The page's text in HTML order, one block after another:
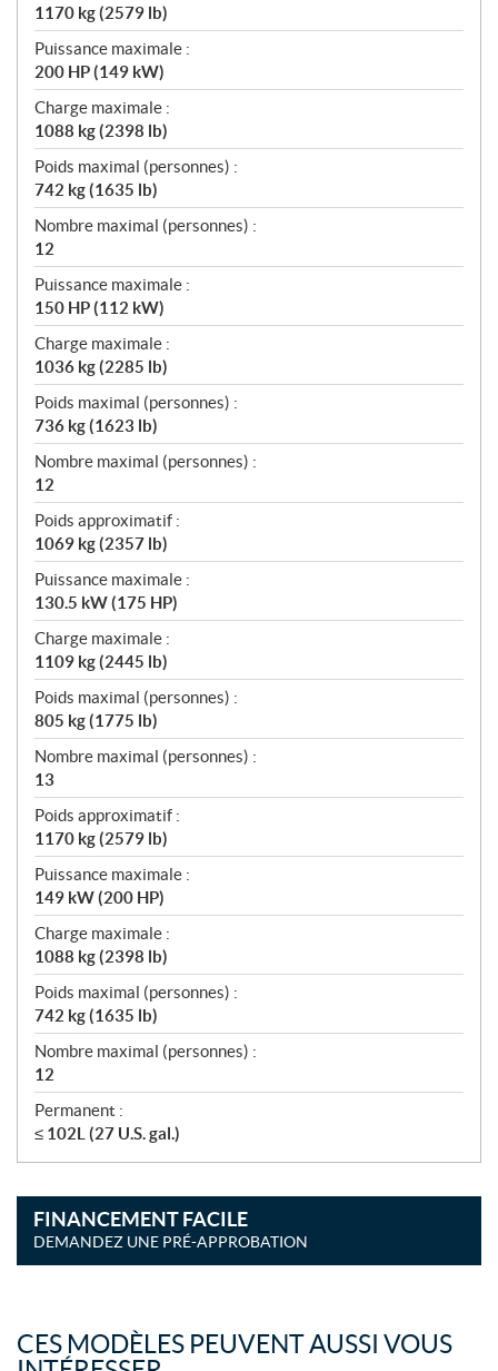
1170 kg (2579 lb)
Puissance maximale :
200 HP (149 kW)
Charge maximale :
1088 kg (2398 lb)
Poids maximal (personnes) :
742 kg (1635 lb)
Nombre maximal (personnes) :
12
Puissance maximale :
150 HP (112 kW)
Charge maximale :
1036 kg (2285 lb)
Poids maximal (personnes) :
736 kg (1623 lb)
Nombre maximal (personnes) :
12
Poids approximatif :
1069 kg (2357 lb)
Puissance maximale :
130.5 kW (175 HP)
Charge maximale :
1109 kg (2445 lb)
Poids maximal (personnes) :
805 kg (1775 lb)
Nombre maximal (personnes) :
13
Poids approximatif :
1170 kg (2579 lb)
Puissance maximale :
149 kW (200 HP)
Charge maximale :
1088 kg (2398 lb)
Poids maximal (personnes) :
742 kg (1635 lb)
Nombre maximal (personnes) :
12
Permanent :
≤ 102L (27 U.S. gal.)
FINANCEMENT FACILE
DEMANDEZ UNE PRÉ-APPROBATION
CES MODÈLES PEUVENT AUSSI VOUS